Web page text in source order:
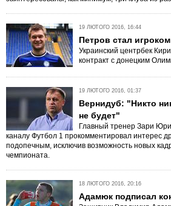
19 ЛЮТОГО 2016, 16:44
Петров стал
Украинский центрбек
контракт с донецким
19 ЛЮТОГО 2016, 01:37
Вернидуб: "Никто
не будет"
Главный тренер Зари
каналу Футбол 1 прокомментировал интерес
подопечным, исключив возможность новых
чемпионата.
18 ЛЮТОГО 2016, 20:16
Адамюк подписал